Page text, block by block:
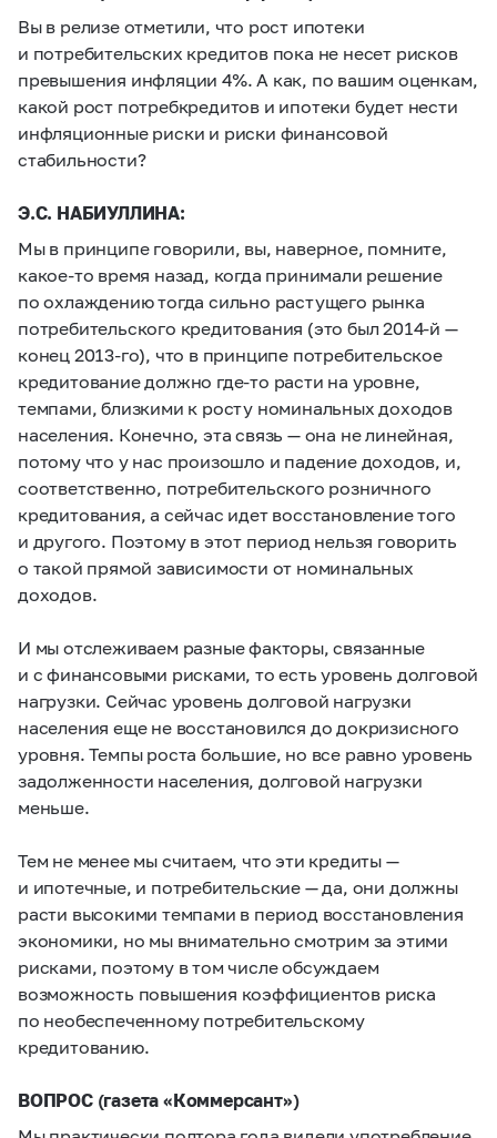
Вы в релизе отметили, что рост ипотеки
и потребительских кредитов пока не несет рисков
превышения инфляции 4%. А как, по вашим оценкам,
какой рост потребкредитов и ипотеки будет нести
инфляционные риски и риски финансовой
стабильности?
Э.С. НАБИУЛЛИНА:
Мы в принципе говорили, вы, наверное, помните,
какое-то время назад, когда принимали решение
по охлаждению тогда сильно растущего рынка
потребительского кредитования (это был2014-й —
конец 2013-го), что в принципе потребительское
кредитование должно где-то расти на уровне,
темпами, близкими к росту номинальных доходов
населения. Конечно, эта связь — она не линейная,
потому что у нас произошло и падение доходов, и,
соответственно, потребительского розничного
кредитования, а сейчас идет восстановление того
и другого. Поэтому в этот период нельзя говорить
о такой прямой зависимости от номинальных
доходов.
И мы отслеживаем разные факторы, связанные
и с финансовыми рисками, то есть уровень долговой
нагрузки. Сейчас уровень долговой нагрузки
населения еще не восстановился до докризисного
уровня. Темпы роста большие, но все равно уровень
задолженности населения, долговой нагрузки
меньше.
Тем не менее мы считаем, что эти кредиты —
и ипотечные, и потребительские — да, они должны
расти высокими темпами в период восстановления
экономики, но мы внимательно смотрим за этими
рисками, поэтому в том числе обсуждаем
возможность повышения коэффициентов риска
по необеспеченному потребительскому
кредитованию.
ВОПРОС (газета «Коммерсант»)